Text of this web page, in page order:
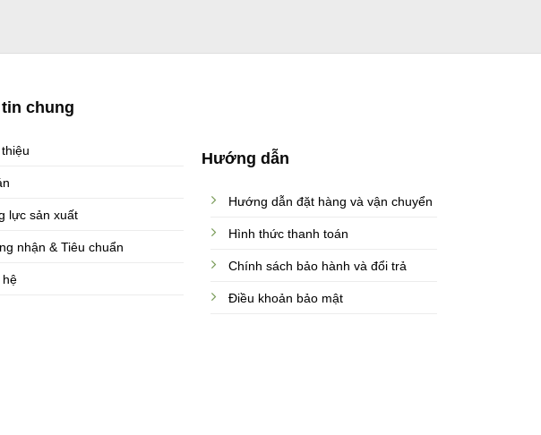
chung
lực sản xuất
nhận & Tiêu chuẩn
hệ
Hướng dẫn
Hướng dẫn đặt hàng và vận chuyển
Hình thức thanh toán
Chính sách bảo hành và đổi trả
Điều khoản bảo mật